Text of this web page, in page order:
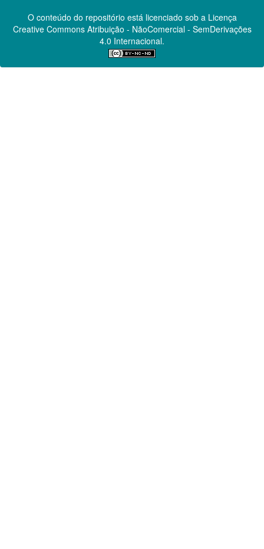
O conteúdo do repositório está licenciado sob a Licença
Creative CommonsAtribuição - NãoComercial - SemDerivações
4.0 Internacional.